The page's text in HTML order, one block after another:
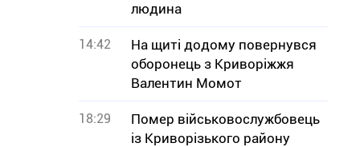
людина
14:42
На щиті додому повернувся
оборонець з Криворіжжя
Валентин Момот
18:29
Помер військовослужбовець
із Криворізького району